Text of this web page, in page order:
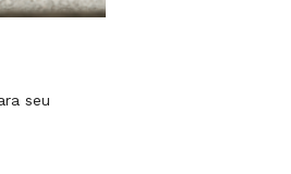
seu